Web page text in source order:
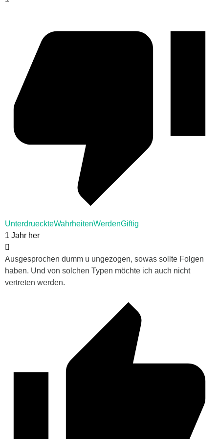
UnterdrueckteWahrheitenWerdenGiftig
1 Jahr her
Ausgesprochen dumm u ungezogen, sowas sollte Folgen
haben. Und von solchen Typen möchte ich auch nicht
vertreten werden.